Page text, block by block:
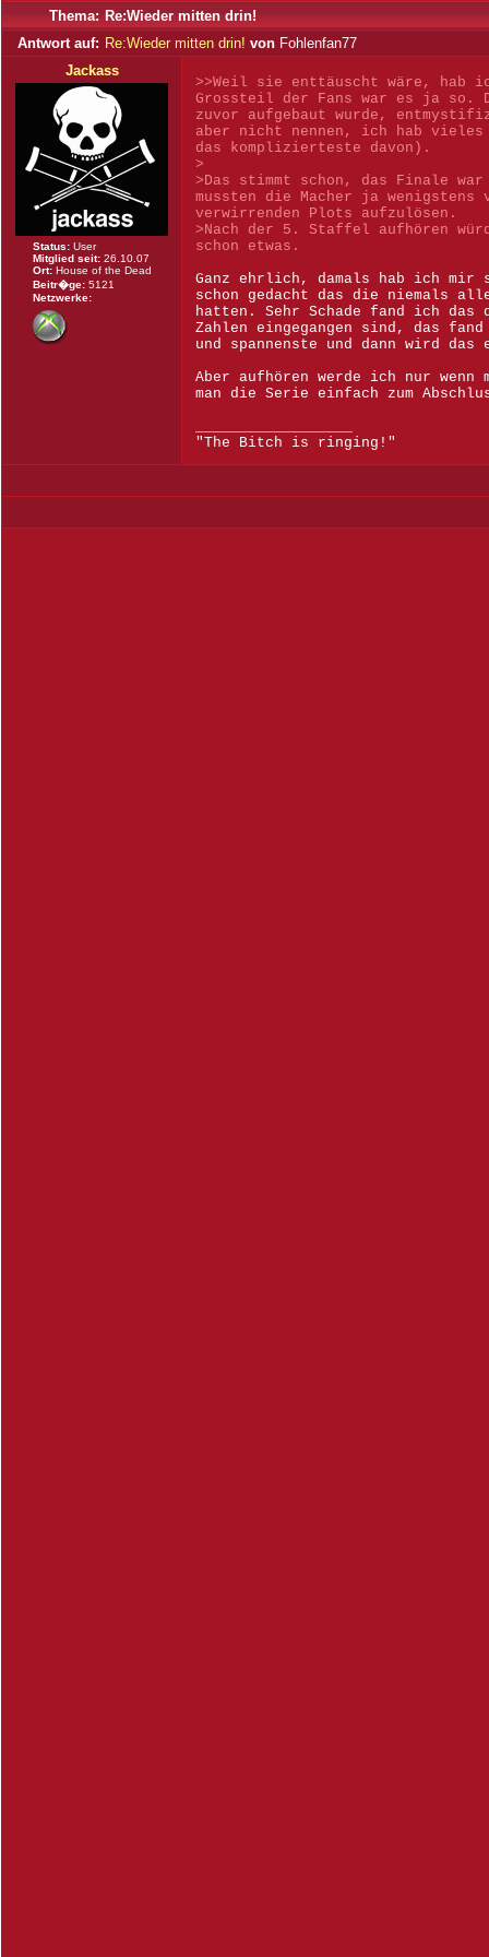
Thema: Re:Wieder mitten drin!
Antwort auf: Re:Wieder mitten drin! von Fohlenfan77
Jackass
Status: User
Mitglied seit: 26.10.07
Ort: House of the Dead
Beitr�ge: 5121
Netzwerke:
>>Weil sie enttäuscht wäre, hab
Grossteil der Fans war es ja so.
zuvor aufgebaut wurde,
aber nicht nennen, ich hab
das komplizierteste davon).
>
>Das stimmt schon, das Finale
mussten die Macher ja wenigstens
verwirrenden Plots aufzulösen.
>Nach der 5. Staffel aufhören
schon etwas.
Ganz ehrlich, damals hab ich
schon gedacht das die niemals
hatten. Sehr Schade fand ich
Zahlen eingegangen sind, das
und spannenste und dann wird
Aber aufhören werde ich nur wenn
man die Serie einfach zum
"The Bitch is ringing!"